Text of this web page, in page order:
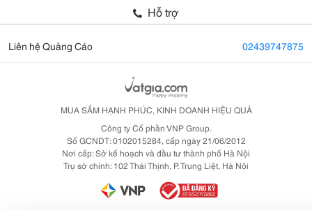
Hỗ trợ
Liên hệ Quảng Cáo 02439747875
MUA SẮM HẠNH PHÚC, KINH DOANH HIỆU QUẢ
Công ty Cổ phần VNP Group.
Số GCNDT: 0102015284, cấp ngày 21/06/2012
Nơi cấp: Sở kế hoạch và đầu tư thành phố Hà Nội
Trụ sở chính: 102 Thái Thịnh, P. Trung Liệt, Hà Nội